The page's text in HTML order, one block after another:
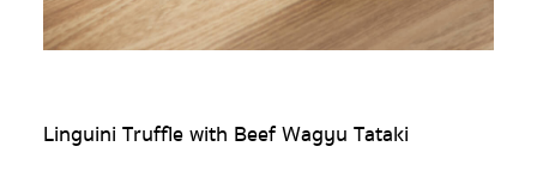
Linguini Truffle with Beef Wagyu Tataki